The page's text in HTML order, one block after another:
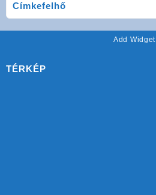
Címkefelhő
Add Widget
TÉRKÉP